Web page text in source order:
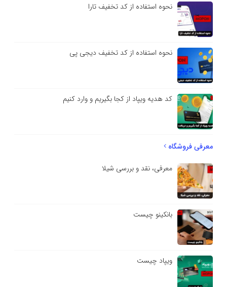
نحوه استفاده از کد تخفیف تارا
نحوه استفاده از کد تخفیف دیجی پی
کد هدیه ویپاد از کجا بگیریم و وارد کنیم
معرفی فروشگاه
معرفی، نقد و بررسی شیلا
بانکینو چیست
ویپاد چیست